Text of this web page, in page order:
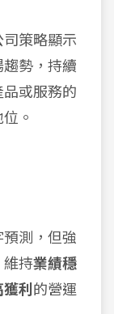
策略顯示
勢，持續
或服務的
。
測，但強
維持業績穩
利 的營運